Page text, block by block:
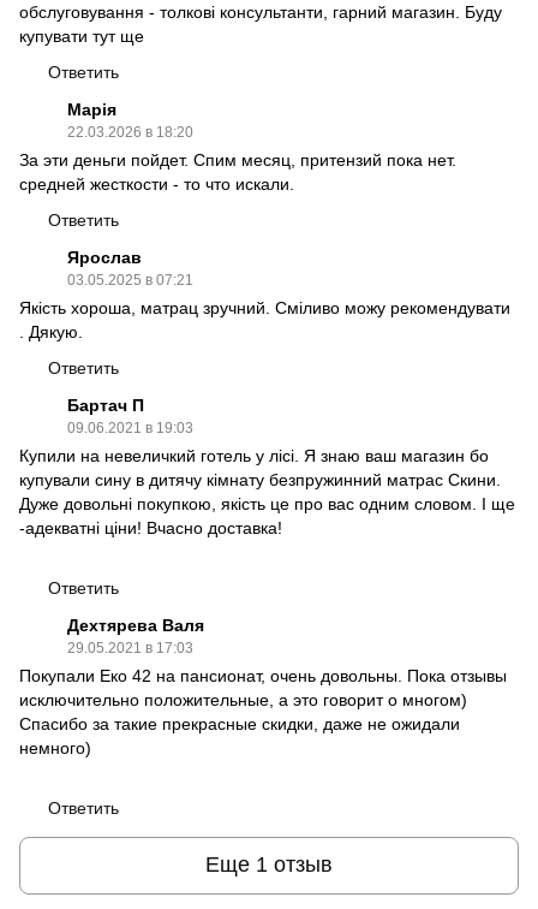
обслуговування - толкові консультанти, гарний магазин. Буду
купувати тут ще
Ответить
Марія
22.03.2026 в 18:20
За эти деньги пойдет. Спим месяц, притензий пока нет.
средней жесткости - то что искали.
Ответить
Ярослав
03.05.2025 в 07:21
Якість хороша, матрац зручний. Сміливо можу рекомендувати
. Дякую.
Ответить
Бартач П
09.06.2021 в 19:03
Купили на невеличкий готель у лісі. Я знаю ваш магазин бо
купували сину в дитячу кімнату безпружинний матрас Скини.
Дуже довольні покупкою, якість це про вас одним словом. І ще
-адекватні ціни! Вчасно доставка!
Ответить
Дехтярева Валя
29.05.2021 в 17:03
Покупали Еко 42 на пансионат, очень довольны. Пока отзывы
исключительно положительные, а это говорит о многом)
Спасибо за такие прекрасные скидки, даже не ожидали
немного)
Ответить
Еще 1 отзыв